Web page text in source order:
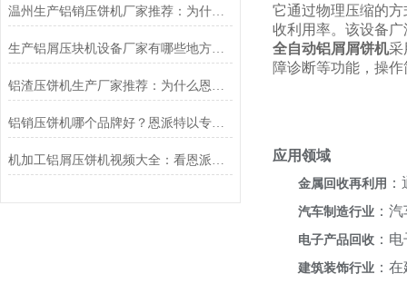
温州生产铝销压饼机厂家推荐：为什么恩派特成为行业优选？
生产铝屑压块机设备厂家有哪些地方？聚焦恩派特，高效环保的行业优选
铝渣压饼机生产厂家推荐：为什么恩派特是值得信赖的选择？
铝销压饼机哪个品牌好？恩派特以专业与高效标准
机加工铝屑压饼机视频大全：看恩派特如何“点屑成金”
它通过物理压缩的
收利用率。该设备
全自动铝屑屑饼机采
障诊断等功能，操
应用领域
金属回收再利用
汽车制造行业 ：
电子产品回收 ：
建筑装饰行业 ：